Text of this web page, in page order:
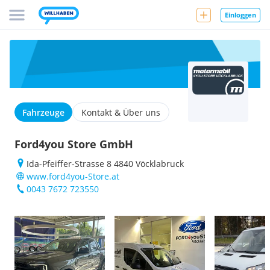
Einloggen
Fahrzeuge Kontakt & Über uns
Ford4you Store GmbH
Ida-Pfeiffer-Strasse 8 4840 Vöcklabruck
www.ford4you-Store.at
0043 7672 723550